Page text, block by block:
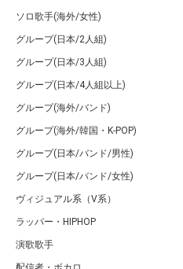
ソロ歌手(海外/女性)
グループ(日本/2人組)
グループ(日本/3人組)
グループ(日本/4人組以上)
グループ(海外/バンド)
グループ(海外/韓国・K-POP)
グループ(日本/バンド/男性)
グループ(日本/バンド/女性)
ヴィジュアル系（V系）
ラッパー・HIPHOP
演歌歌手